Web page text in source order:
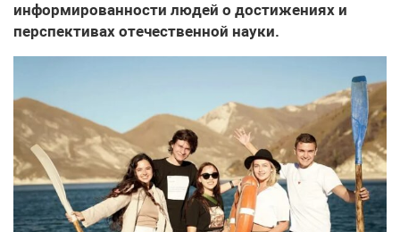
информированности людей о достижениях и
перспективах отечественной науки.